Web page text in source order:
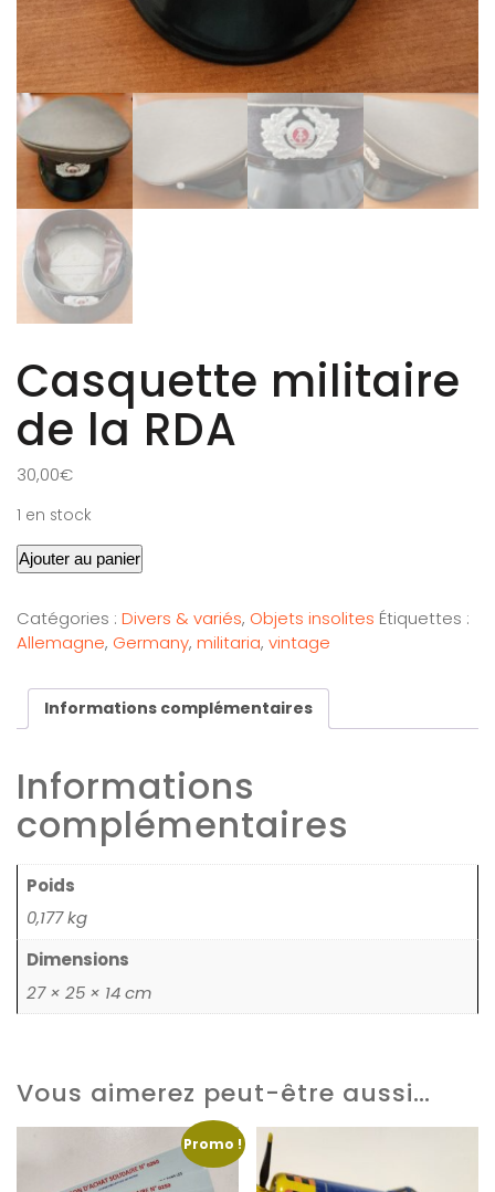
Casquette militaire
de la RDA
30,00€
1 en stock
Ajouter au panier
Catégories : Divers & variés, Objets insolites Étiquettes :
Allemagne, Germany, militaria, vintage
Informations complémentaires
Informations
complémentaires
Poids
0,177 kg
Dimensions
27 × 25 × 14 cm
Vous aimerez peut-être aussi…
Promo !